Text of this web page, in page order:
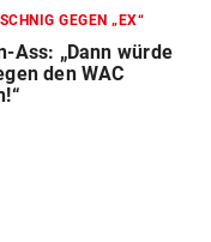
GEGEN „EX“
Ass: „Dann würde
den WAC